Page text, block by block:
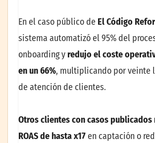
En el caso público de El Código
sistema automatizó el 95% del
onboarding y redujo el coste
en un 66%, multiplicando por veinte
de atención de clientes.
Otros clientes con casos
ROAS de hasta x17 en captación o